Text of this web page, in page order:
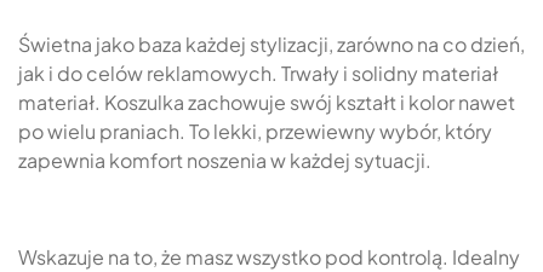
Świetna jako baza każdej stylizacji, zarówno na co dzień,
jak i do celów reklamowych. Trwały i solidny materiał
materiał. Koszulka zachowuje swój kształt i kolor nawet
po wielu praniach. To lekki, przewiewny wybór, który
zapewnia komfort noszenia w każdej sytuacji.
Wskazuje na to, że masz wszystko pod kontrolą. Idealny